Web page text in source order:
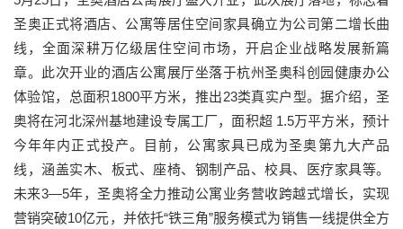
圣奥正式将酒店、公寓等居住空间家具确立为公司第二增长曲
线，全面深耕万亿级居住空间市场，开启企业战略发展新篇
章。此次开业的酒店公寓展厅坐落于杭州圣奥科创园健康办公
体验馆，总面积1800平方米，推出23类真实户型。据介绍，圣
奥将在河北深州基地建设专属工厂，面积超 1.5万平方米，预计
今年年内正式投产。目前，公寓家具已成为圣奥第九大产品
线，涵盖实木、板式、座椅、钢制产品、校具、医疗家具等。
未来3—5年，圣奥将全力推动公寓业务营收跨越式增长，实现
营销突破10亿元，并依托“铁三角”服务模式为销售一线提供全方